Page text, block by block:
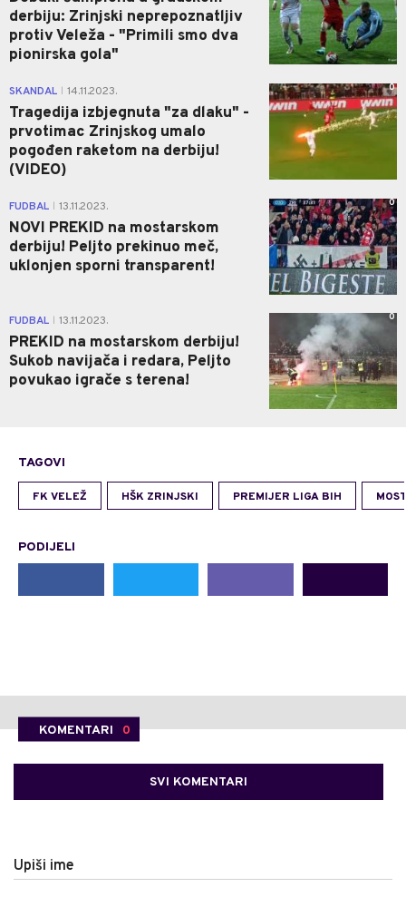
derbiju: Zrinjski neprepoznatljiv
protiv Veleža - "Primili smo dva
pionirska gola"
SKANDAL 14.11.2023.
Tragedija izbjegnuta "za dlaku" -
prvotimac Zrinjskog umalo
pogođen raketom na derbiju!
(VIDEO)
0
FUDBAL 13.11.2023.
NOVI PREKID na mostarskom
derbiju! Peljto prekinuo meč,
uklonjen sporni transparent!
0
FUDBAL 13.11.2023.
PREKID na mostarskom derbiju!
Sukob navijača i redara, Peljto
povukao igrače s terena!
0
TAGOVI
FK VELEŽ HŠK ZRINJSKI PREMIJER LIGA BIH
PODIJELI
KOMENTARI 0
SVI KOMENTARI
Upiši ime